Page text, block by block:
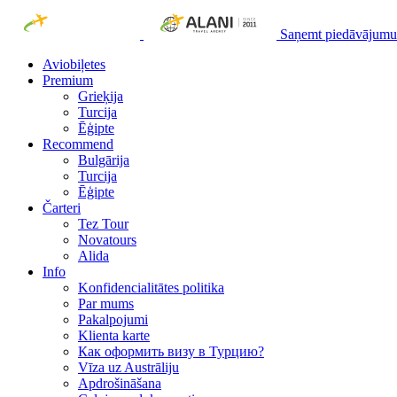
Saņemt
Aviobiļetes
Premium
Grieķija
Turcija
Ēģipte
Recommend
Bulgārija
Turcija
Ēģipte
Čarteri
Tez Tour
Novatours
Alida
Info
Konfidencialitātes politika
Par mums
Рakalpojumi
Klienta karte
Как оформить визу в Турцию?
Vīza uz Austrāliju
Apdrošināšana